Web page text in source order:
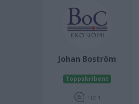
Johan Boström
Toppskribent
1011